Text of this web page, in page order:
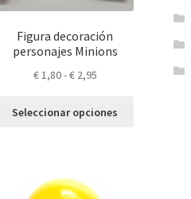
Figura decoración
personajes Minions
€1,80-€2,95Rango
precios:
Seleccionar opciones